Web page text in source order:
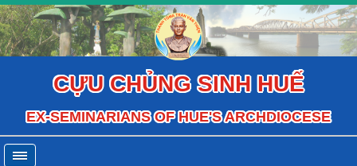
CỰU CHỦNG SINH HUẾ
EX-SEMINARIANS OF HUE'S ARCHDIOCESE